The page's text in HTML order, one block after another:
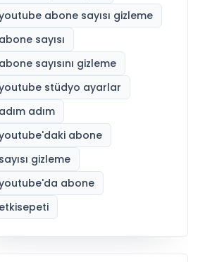
abone sayısı gizleme
abone sayısı
abone sayısını gizleme
stüdyo ayarlar
adım adım
abone
sayısı gizleme
abone
etkisepeti